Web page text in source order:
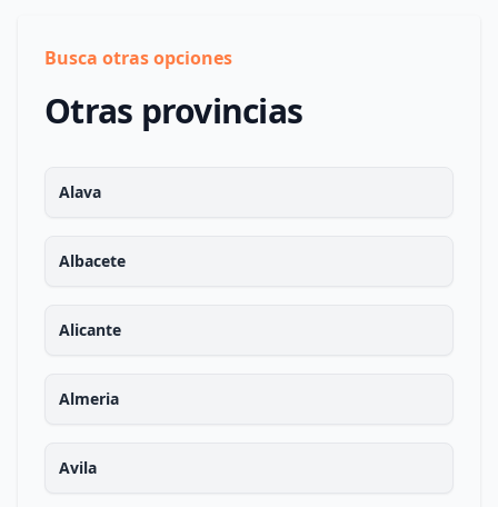
Busca otras opciones
Otras provincias
Alava
Albacete
Alicante
Almeria
Avila